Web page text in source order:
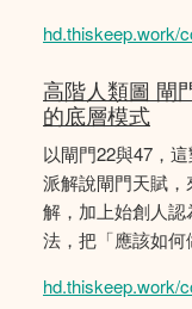
hd.thiskeep.work/
高階人類圖 閘
的底層模式
以閘門22與47，
派解說閘門天賦
解，加上始創人
法，把「應該如何
hd.thiskeep.work/